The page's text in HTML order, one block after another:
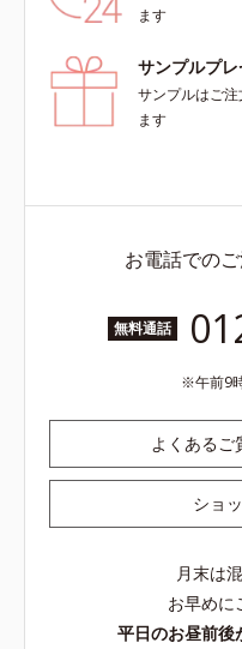
ます
サンプルプレ
サンプルはご
ます
お電話での
無料通話
午前9
よくあるご
ショ
月末は
お早めに
平日のお昼前後